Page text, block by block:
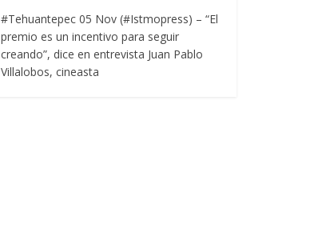
#Tehuantepec 05 Nov (#Istmopress) – “El
premio es un incentivo para seguir
creando”, dice en entrevista Juan Pablo
Villalobos, cineasta